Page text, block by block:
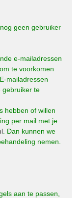
geen gebruiker
e-mailadressen
te voorkomen
mailadressen
gebruiker te
hebben of willen
per mail met je
. Dan kunnen we
nemen.
aan te passen,